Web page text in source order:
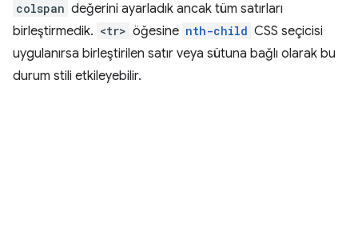
colspan değerini ayarladık ancak tüm satırları
birleştirmedik. <tr> öğesine nth-child CSS seçicisi
uygulanırsa birleştirilen satır veya sütuna bağlı olarak bu
durum stili etkileyebilir.